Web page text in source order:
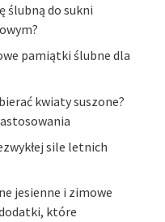
ślubną do sukni
pamiątki ślubne dla
kwiaty suszone?
sile letnich
jesienne i zimowe
które